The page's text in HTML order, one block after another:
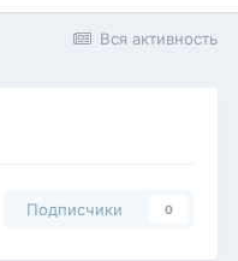
Вся активность
Подписчики 0